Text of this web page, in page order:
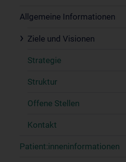
Allgemeine Informationen
Ziele und Visionen
Strategie
Struktur
Offene Stellen
Kontakt
Patient:inneninformationen